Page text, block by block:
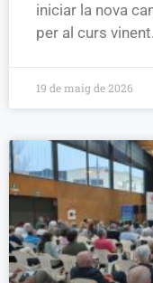
iniciar la nova
per al curs
19 de maig de 2026